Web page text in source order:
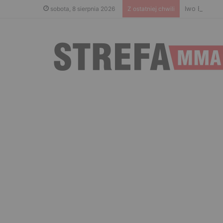
sobota, 8 sierpnia 2026 Z ostatniej chwili Iwo